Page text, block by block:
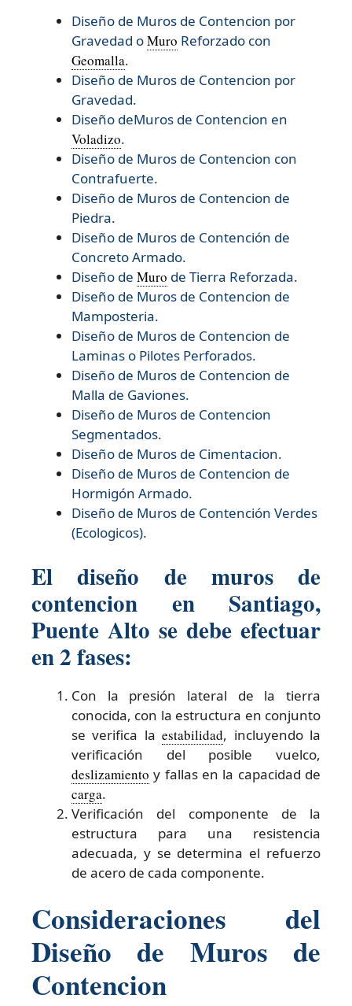
Diseño de Muros de Contencion por
Gravedad oMuro Reforzado con
Geomalla.
Diseño de Muros de Contencion por
Gravedad.
Diseño deMuros de Contencion en
Voladizo.
Diseño de Muros de Contencion con
Contrafuerte.
Diseño de Muros de Contencion de
Piedra.
Diseño de Muros de Contención de
Concreto Armado.
Diseño de Muro de Tierra Reforzada.
Diseño de Muros de Contencion de
Mamposteria.
Diseño de Muros de Contencion de
Laminas o Pilotes Perforados.
Diseño de Muros de Contencion de
Malla de Gaviones.
Diseño de Muros de Contencion
Segmentados.
Diseño de Muros de Cimentacion.
Diseño de Muros de Contencion de
Hormigón Armado.
Diseño de Muros de Contención Verdes
(Ecologicos).
El diseño de muros de
contencion en Santiago,
Puente Alto se debe efectuar
en 2 fases:
Con la presión lateral de la tierra
conocida, con la estructura en conjunto
se verifica laestabilidad, incluyendo la
verificación del posible vuelco,
deslizamiento y fallas en la capacidad de
carga.
Verificación del componente de la
estructura para una resistencia
adecuada, y se determina el refuerzo
de acero de cada componente.
Consideraciones del
Diseño de Muros de
Contencion